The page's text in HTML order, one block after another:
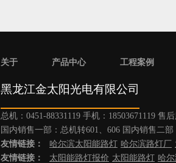
关于 产品中心 工程案例
黑龙江金太阳光电有限公司
总机：0451-88331119 手机：18503671119 售
国内销售一部：总机转601、606 国内销售二
友情链接：
哈尔滨太阳能路灯 哈尔滨路灯厂
友情链接：
太阳能路灯报价 太阳能路灯 哈